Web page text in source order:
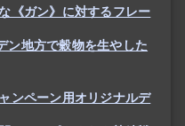
《ガン》に対するフレー
ン地方で穀物を生やした
ンペーン用オリジナルデ